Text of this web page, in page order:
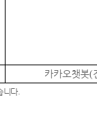
카카오챗봇(
니다.